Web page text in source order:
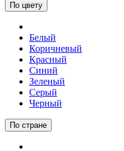
По цвету
Белый
Коричневый
Красный
Синий
Зеленый
Серый
Черный
По стране